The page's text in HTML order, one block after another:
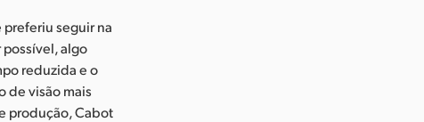
preferiu seguir na
algo
reduzida e o
de visão mais
produção, Cabot